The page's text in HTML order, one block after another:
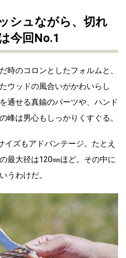
シュながら、切れ
今回No.1
時のコロンとしたフォルムと、
ウッドの風合いがかわいらし
通せる真鍮のパーツや、ハンド
峰は男心もしっかりくすぐる。
イズもアドバンテージ。たとえ
最大径は120㎜ほど。その中に
うわけだ。